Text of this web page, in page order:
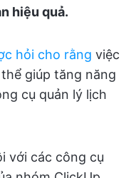
hiệu quả.
hỏi cho rằng việc
giúp tăng năng
cụ quản lý lịch
với các công cụ